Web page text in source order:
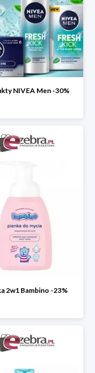
NIVEA Men -30%
2w1 Bambino -23%